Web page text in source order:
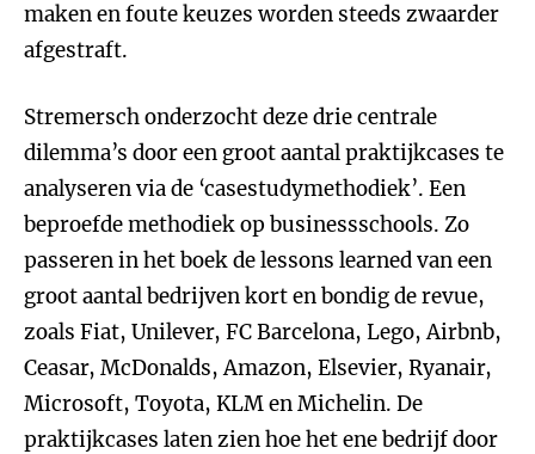
maken en foute keuzes worden steeds zwaarder
afgestraft.
Stremersch onderzocht deze drie centrale
dilemma’s door een groot aantal praktijkcases te
analyseren via de ‘casestudymethodiek’. Een
beproefde methodiek op businessschools. Zo
passeren in het boek de lessons learned van een
groot aantal bedrijven kort en bondig de revue,
zoals Fiat, Unilever, FC Barcelona, Lego, Airbnb,
Ceasar, McDonalds, Amazon, Elsevier, Ryanair,
Microsoft, Toyota, KLM en Michelin. De
praktijkcases laten zien hoe het ene bedrijf door